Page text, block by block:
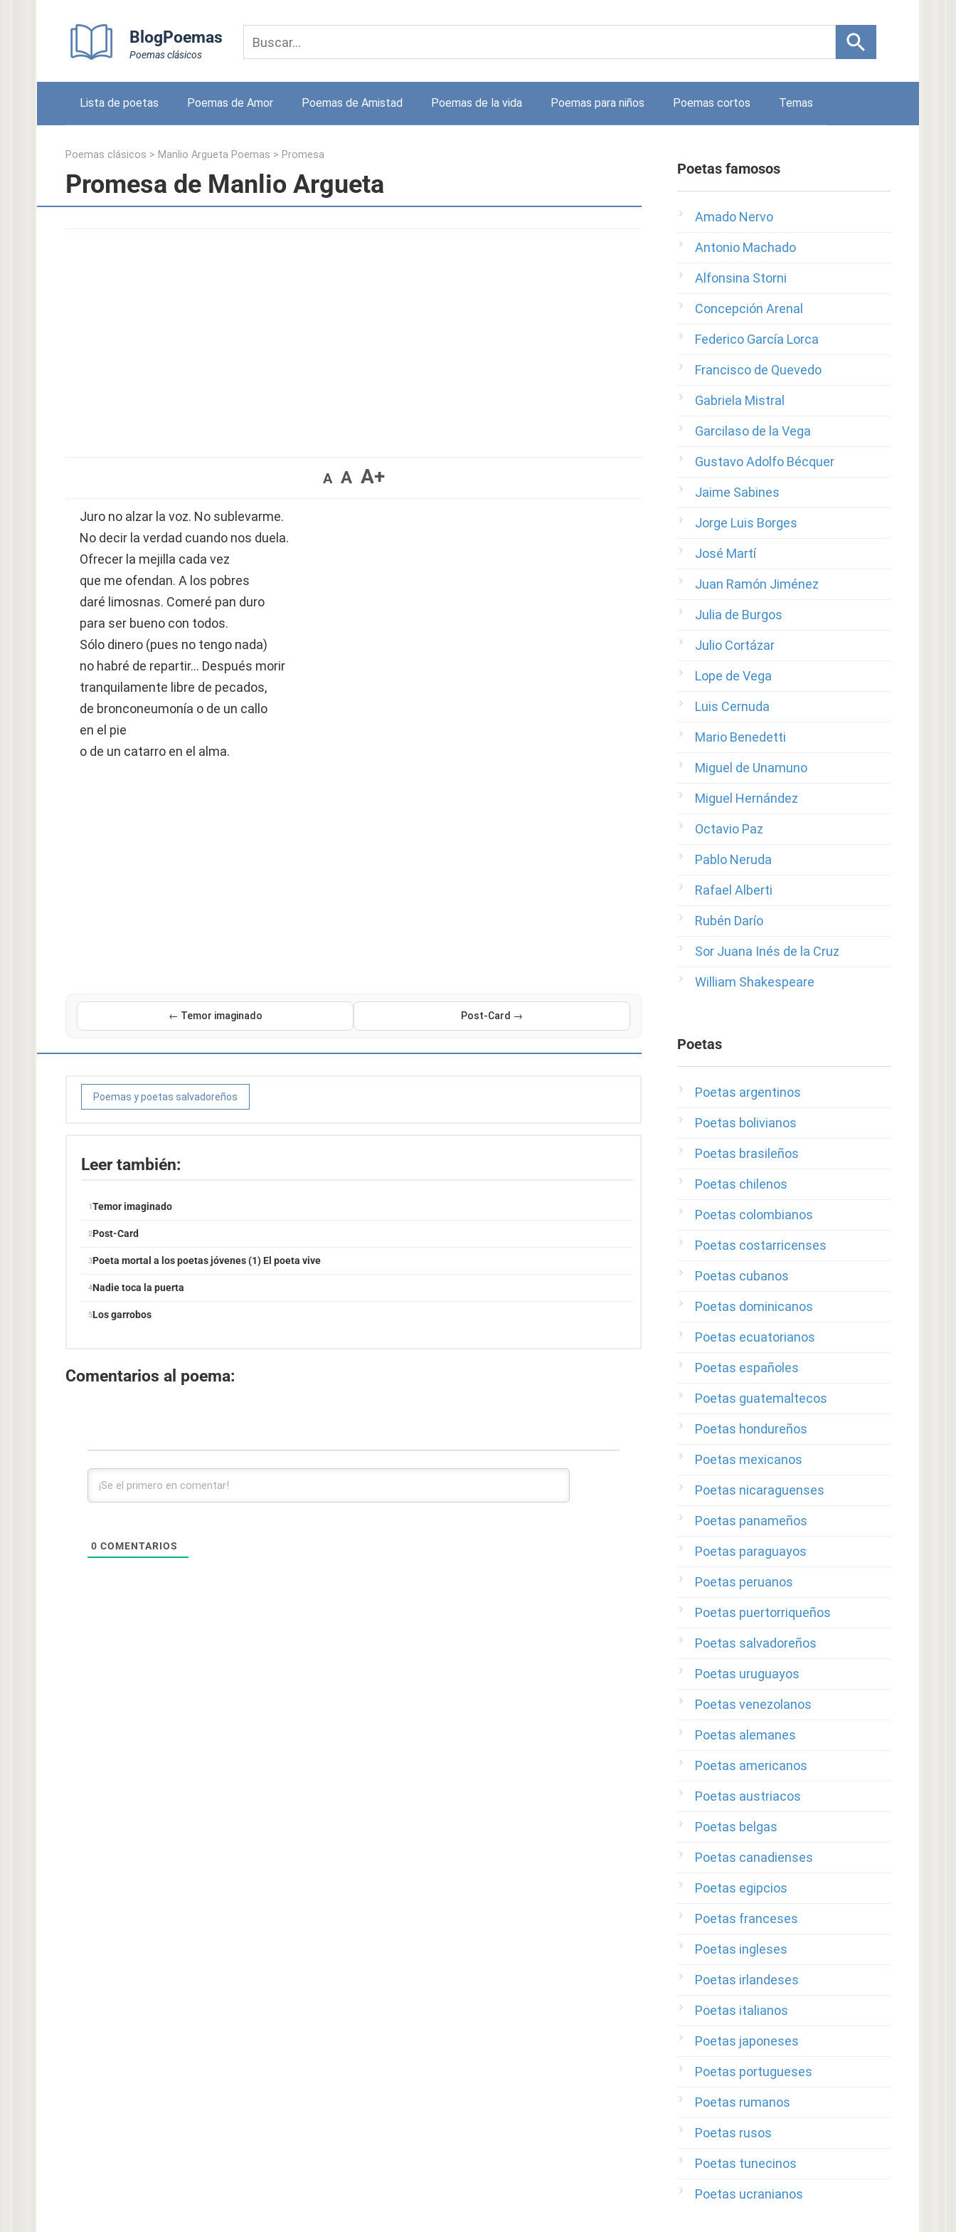
BlogPoemas
Poemas clásicos
Lista de poetas Poemas de Amor Poemas de Amistad Poemas de la vida Poemas para niños Poemas cortos Temas
Poemas clásicos > Manlio Argueta Poemas > Promesa
Promesa de Manlio Argueta
A A A+
Juro no alzar la voz. No sublevarme.
No decir la verdad cuando nos duela.
Ofrecer la mejilla cada vez
que me ofendan. A los pobres
daré limosnas. Comeré pan duro
para ser bueno con todos.
Sólo dinero (pues no tengo nada)
no habré de repartir… Después morir
tranquilamente libre de pecados,
de bronconeumonía o de un callo
en el pie
o de un catarro en el alma.
← Temor imaginado Post-Card →
Poemas y poetas salvadoreños
Leer también:
Temor imaginado
Post-Card
Poeta mortal a los poetas jóvenes (1) El poeta vive
Nadie toca la puerta
Los garrobos
Comentarios al poema:
0 COMENTARIOS
Poetas famosos
Amado Nervo
Antonio Machado
Alfonsina Storni
Concepción Arenal
Federico García Lorca
Francisco de Quevedo
Gabriela Mistral
Garcilaso de la Vega
Gustavo Adolfo Bécquer
Jaime Sabines
Jorge Luis Borges
José Martí
Juan Ramón Jiménez
Julia de Burgos
Julio Cortázar
Lope de Vega
Luis Cernuda
Mario Benedetti
Miguel de Unamuno
Miguel Hernández
Octavio Paz
Pablo Neruda
Rafael Alberti
Rubén Darío
Sor Juana Inés de la Cruz
William Shakespeare
Poetas
Poetas argentinos
Poetas bolivianos
Poetas brasileños
Poetas chilenos
Poetas colombianos
Poetas costarricenses
Poetas cubanos
Poetas dominicanos
Poetas ecuatorianos
Poetas españoles
Poetas guatemaltecos
Poetas hondureños
Poetas mexicanos
Poetas nicaraguenses
Poetas panameños
Poetas paraguayos
Poetas peruanos
Poetas puertorriqueños
Poetas salvadoreños
Poetas uruguayos
Poetas venezolanos
Poetas alemanes
Poetas americanos
Poetas austriacos
Poetas belgas
Poetas canadienses
Poetas egipcios
Poetas franceses
Poetas ingleses
Poetas irlandeses
Poetas italianos
Poetas japoneses
Poetas portugueses
Poetas rumanos
Poetas rusos
Poetas tunecinos
Poetas ucranianos